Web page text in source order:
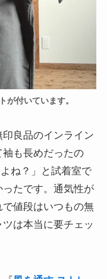
が付いています。
良品のインライン
も長めだったの
ね？」と試着室で
たです。通気性が
値段はいつもの無
は本当に要チェッ